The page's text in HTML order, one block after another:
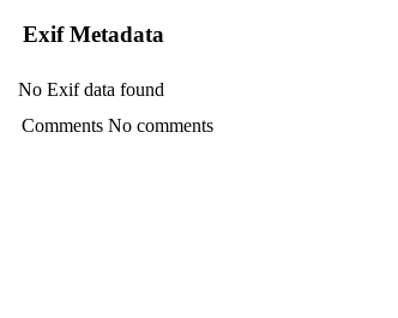
Exif Metadata
No Exif data found
Comments No comments